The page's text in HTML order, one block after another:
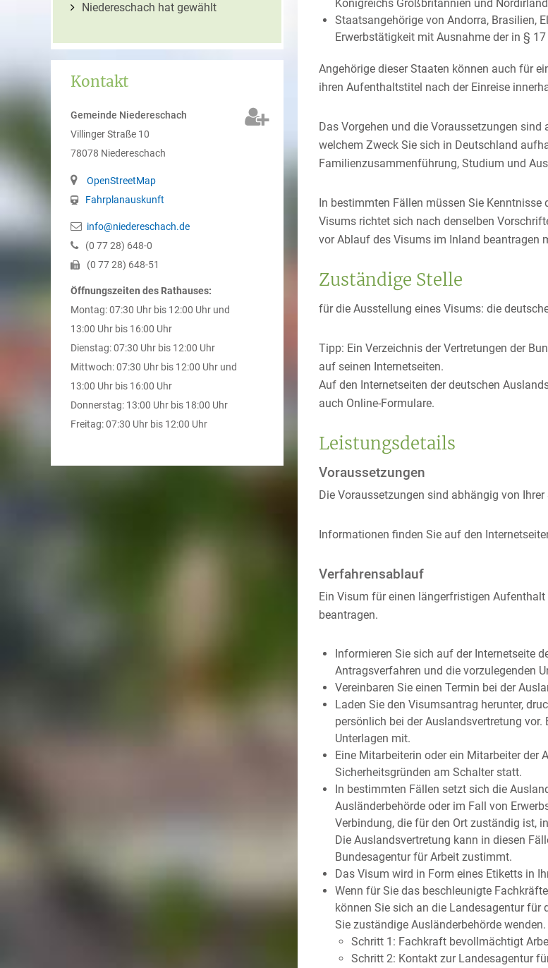
Niedereschach hat gewählt
Kontakt
Gemeinde Niedereschach
Villinger Straße 10
78078 Niedereschach
OpenStreetMap
Fahrplanauskunft
info@niedereschach.de
(0 7728) 648-0
(0 7728) 648-51
Öffnungszeiten des Rathauses:
Montag: 07:30 Uhr bis 12:00 Uhr und
13:00 Uhr bis 16:00 Uhr
Dienstag: 07:30 Uhr bis 12:00 Uhr
Mittwoch: 07:30 Uhr bis 12:00 Uhr und
13:00 Uhr bis 16:00 Uhr
Donnerstag: 13:00 Uhr bis 18:00 Uhr
Freitag: 07:30 Uhr bis 12:00 Uhr
Königreichs Großbritannien und
Staatsangehörige von Andorra, Brasilien,
Erwerbstätigkeit mit Ausnahme der in §
Angehörige dieser Staaten können auch für
ihren Aufenthaltstitel nach der Einreise
Das Vorgehen und die Voraussetzungen
welchem Zweck Sie sich in Deutschland
Familienzusammenführung, Studium und
In bestimmten Fällen müssen Sie
Visums richtet sich nach denselben
vor Ablauf des Visums im Inland beantragen
Zuständige Stelle
für die Ausstellung eines Visums: die
Tipp: Ein Verzeichnis der Vertretungen der
auf seinen Internetseiten.
Auf den Internetseiten der deutschen
auch Online-Formulare.
Leistungsdetails
Voraussetzungen
Die Voraussetzungen sind abhängig von
Informationen finden Sie auf den
Verfahrensablauf
Ein Visum für einen längerfristigen
beantragen.
Informieren Sie sich auf der Internetseite
Antragsverfahren und die vorzulegenden
Vereinbaren Sie einen Termin bei der
Laden Sie den Visumsantrag herunter,
persönlich bei der Auslandsvertretung
Unterlagen mit.
Eine Mitarbeiterin oder ein Mitarbeiter der
Sicherheitsgründen am Schalter statt.
In bestimmten Fällen setzt sich die
Ausländerbehörde oder im Fall von
Verbindung, die für den Ort zuständig ist,
Die Auslandsvertretung kann in diesen
Bundesagentur für Arbeit zustimmt.
Das Visum wird in Form eines Etiketts in
Wenn für Sie das beschleunigte
können Sie sich an die Landesagentur
Sie zuständige Ausländerbehörde wenden.
Schritt 1: Fachkraft bevollmächtigt
Schritt 2: Kontakt zur Landesagentur